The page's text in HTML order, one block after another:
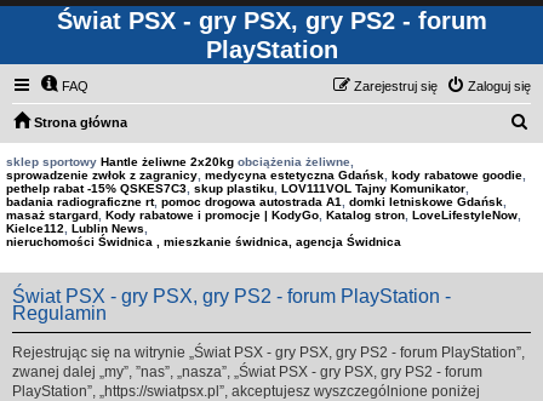
Świat PSX - gry PSX, gry PS2 - forum
PlayStation
FAQ Zaloguj się
Zarejestruj się
Strona główna
sklep sportowy Hantle żeliwne 2x20kg obciążenia żeliwne,
sprowadzenie zwłok z zagranicy medycyna estetyczna Gdańsk kody rabatowe goodie
pethelp rabat -15% QSKES7C3 skup plastiku LOV111VOL Tajny Komunikator
badania radiograficzne rt, pomoc drogowa autostrada A1 domki letniskowe Gdańsk
masaż stargard Kody rabatowe i promocje | KodyGo Katalog stron LoveLifestyleNow
Kielce112
Lublin News
nieruchomości Świdnica , mieszkanie świdnica, agencja Świdnica
Świat PSX - gry PSX, gry PS2 - forum PlayStation -
Regulamin
Rejestrując się na witrynie „Świat PSX - gry PSX, gry PS2 - forum PlayStation”,
zwanej dalej „my”, ”nas”, „nasza”, „Świat PSX - gry PSX, gry PS2 - forum
PlayStation”, „https://swiatpsx.pl”, akceptujesz wyszczególnione poniżej